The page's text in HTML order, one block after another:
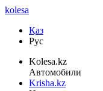
kolesa
Қаз
Рус
Kolesa.kz
Автомобили
Krisha.kz